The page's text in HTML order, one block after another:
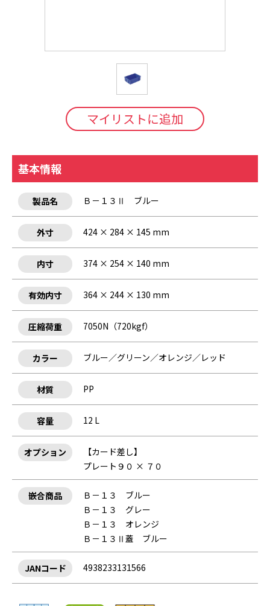
マイリストに追加
基本情報
製品名 Ｂ－１３Ⅱ ブルー
外寸 424 × 284 × 145 mm
内寸 374 × 254 × 140 mm
有効内寸 364 × 244 × 130 mm
圧縮荷重 7050N（720kgf）
カラー ブルー／グリーン／オレンジ／レッド
材質 PP
容量 12 L
オプション
【カード差し】
プレート９０ × ７０
嵌合商品
Ｂ－１３ ブルー
Ｂ－１３ グレー
Ｂ－１３ オレンジ
Ｂ－１３Ⅱ蓋 ブルー
JANコード 4938233131566